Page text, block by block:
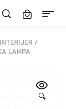
/
LAMPA
🔍